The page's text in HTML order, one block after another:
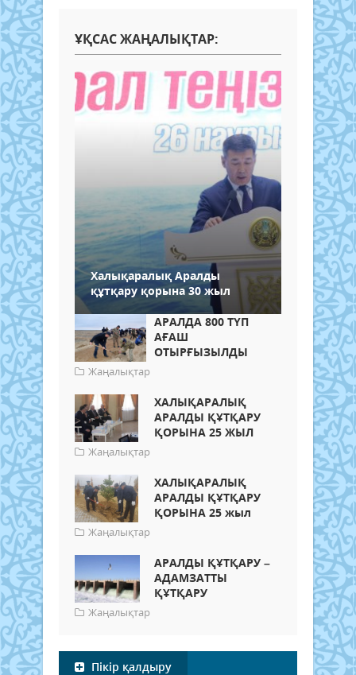
ҰҚСАС ЖАҢАЛЫҚТАР:
Халықаралық Аралды
құтқару қорына 30 жыл
АРАЛДА 800 ТҮП
АҒАШ
ОТЫРҒЫЗЫЛДЫ
Жаңалықтар
ХАЛЫҚАРАЛЫҚ
АРАЛДЫ ҚҰТҚАРУ
ҚОРЫНА 25 ЖЫЛ
Жаңалықтар
ХАЛЫҚАРАЛЫҚ
АРАЛДЫ ҚҰТҚАРУ
ҚОРЫНА 25 жыл
Жаңалықтар
АРАЛДЫ ҚҰТҚАРУ –
АДАМЗАТТЫ
ҚҰТҚАРУ
Жаңалықтар
Пікір қалдыру